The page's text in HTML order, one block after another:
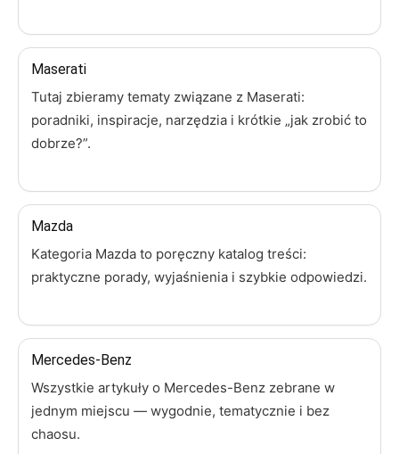
Maserati
Tutaj zbieramy tematy związane z Maserati:
poradniki, inspiracje, narzędzia i krótkie „jak zrobić to
dobrze?”.
Mazda
Kategoria Mazda to poręczny katalog treści:
praktyczne porady, wyjaśnienia i szybkie odpowiedzi.
Mercedes-Benz
Wszystkie artykuły o Mercedes-Benz zebrane w
jednym miejscu — wygodnie, tematycznie i bez
chaosu.